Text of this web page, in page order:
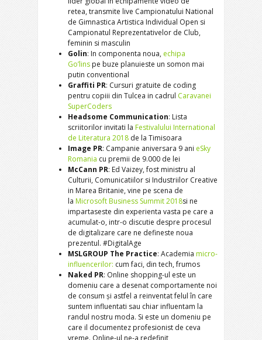
retea, transmite live Campionatului National
de Gimnastica Artistica Individual Open si
Campionatul Reprezentativelor de Club,
feminin si masculin
Golin: In componenta noua, echipa
Go’lins pe buze planuieste un somon mai
putin conventional
Graffiti PR: Cursuri gratuite de coding
pentru copiii din Tulcea in cadrul Caravanei
SuperCoders
Headsome Communication: Lista
scriitorilor invitati la Festivalului International
de Literatura 2018 de la Timisoara
Image PR: Campanie aniversara 9 ani eSky
Romania cu premii de 9.000 de lei
McCann PR: Ed Vaizey, fost ministru al
Culturii, Comunicatiilor si Industriilor Creative
in Marea Britanie, vine pe scena de
la MicrosoftBusiness Summit 2018si ne
impartaseste din experienta vasta pe care a
acumulat-o, intr-o discutie despre procesul
de digitalizare care ne defineste noua
prezentul. #DigitalAge
MSLGROUP The Practice: Academia micro-
influencerilor: cum faci, din tech, frumos
Naked PR: Online shopping-ul este un
domeniu care a desenat comportamente noi
de consum și astfel a reinventat felul în care
suntem influentati sau chiar influentam la
randul nostru moda. Si este un domeniu pe
care il documentez profesionist de ceva
vreme. Online-ul ne-a redefinit